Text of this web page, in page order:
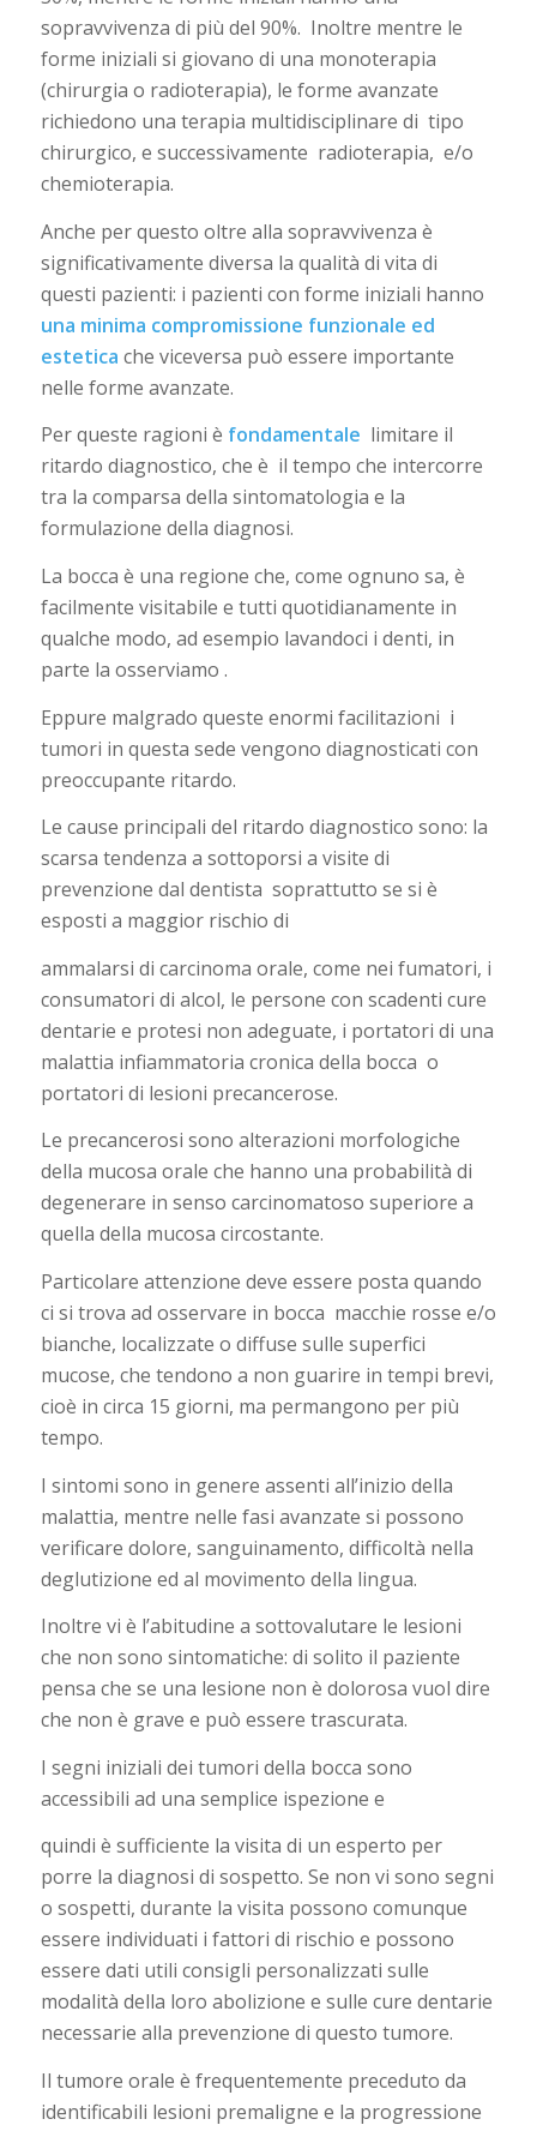
sopravvivenza di più del 90%. Inoltre mentre le
forme iniziali si giovano di una monoterapia
(chirurgia o radioterapia), le forme avanzate
richiedono una terapia multidisciplinare di tipo
chirurgico, e successivamente radioterapia, e/o
chemioterapia.
Anche per questo oltre alla sopravvivenza è
significativamente diversa la qualità di vita di
questi pazienti: i pazienti con forme iniziali hanno
una minima compromissione funzionale ed
estetica che viceversa può essere importante
nelle forme avanzate.
Per queste ragioni è fondamentale limitare il
ritardo diagnostico, che è il tempo che intercorre
tra la comparsa della sintomatologia e la
formulazione della diagnosi.
La bocca è una regione che, come ognuno sa, è
facilmente visitabile e tutti quotidianamente in
qualche modo, ad esempio lavandoci i denti, in
parte la osserviamo .
Eppure malgrado queste enormi facilitazioni i
tumori in questa sede vengono diagnosticati con
preoccupante ritardo.
Le cause principali del ritardo diagnostico sono: la
scarsa tendenza a sottoporsi a visite di
prevenzione dal dentista soprattutto se si è
esposti a maggior rischio di
ammalarsi di carcinoma orale, come nei fumatori, i
consumatori di alcol, le persone con scadenti cure
dentarie e protesi non adeguate, i portatori di una
malattia infiammatoria cronica della bocca o
portatori di lesioni precancerose.
Le precancerosi sono alterazioni morfologiche
della mucosa orale che hanno una probabilità di
degenerare in senso carcinomatoso superiore a
quella della mucosa circostante.
Particolare attenzione deve essere posta quando
ci si trova ad osservare in bocca macchie rosse e/o
bianche, localizzate o diffuse sulle superfici
mucose, che tendono a non guarire in tempi brevi,
cioè in circa 15 giorni, ma permangono per più
tempo.
I sintomi sono in genere assenti all’inizio della
malattia, mentre nelle fasi avanzate si possono
verificare dolore, sanguinamento, difficoltà nella
deglutizione ed al movimento della lingua.
Inoltre vi è l’abitudine a sottovalutare le lesioni
che non sono sintomatiche: di solito il paziente
pensa che se una lesione non è dolorosa vuol dire
che non è grave e può essere trascurata.
I segni iniziali dei tumori della bocca sono
accessibili ad una semplice ispezione e
quindi è sufficiente la visita di un esperto per
porre la diagnosi di sospetto. Se non vi sono segni
o sospetti, durante la visita possono comunque
essere individuati i fattori di rischio e possono
essere dati utili consigli personalizzati sulle
modalità della loro abolizione e sulle cure dentarie
necessarie alla prevenzione di questo tumore.
Il tumore orale è frequentemente preceduto da
identificabili lesioni premaligne e la progressione